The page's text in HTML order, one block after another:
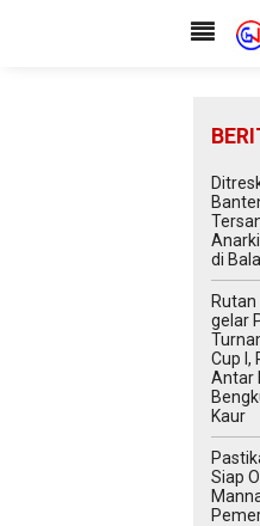
di
Rutan
gelar
Cup I,
Antar
Kaur
Siap